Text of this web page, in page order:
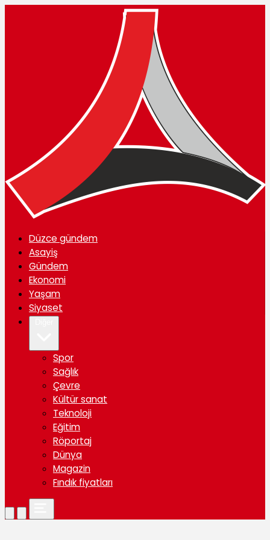
Düzce gündem
Asayiş
Gündem
Ekonomi
Yaşam
Siyaset
Spor
Sağlık
Çevre
Kültür sanat
Teknoloji
Eğitim
Röportaj
Dünya
Magazin
Fındık fiyatları